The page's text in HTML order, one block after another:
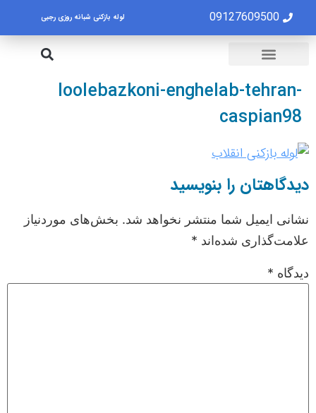
09127609500 لوله بازکنی شبانه روزی رجبی
loolebazkoni-enghelab-tehran-
caspian98
دیدگاهتان را بنویسید
نشانی ایمیل شما منتشر نخواهد شد. بخش‌های موردنیاز
علامت‌گذاری شده‌اند *
دیدگاه *